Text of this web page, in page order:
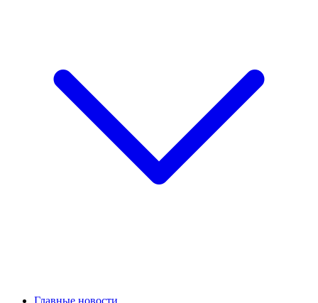
Главные новости